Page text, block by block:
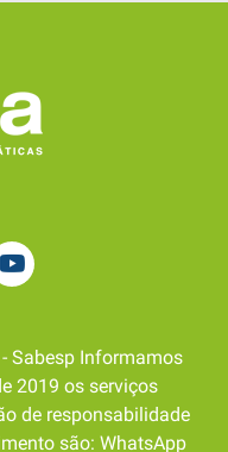
Sabesp Informamos
2019 os serviços
de responsabilidade
são: WhatsApp